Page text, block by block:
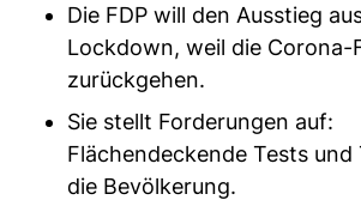
Die FDP will den Ausstieg
Lockdown, weil die Corona-
zurückgehen.
Sie stellt Forderungen auf:
Flächendeckende Tests
die Bevölkerung.